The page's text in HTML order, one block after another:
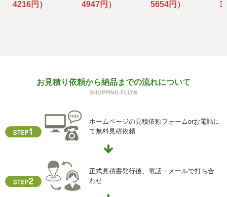
ご本人からの求めにより、当社が保有する保有個人データ
に関する開示、利用目的の通知、内容の訂正・追加または
供記録の開示(以下、開示等という)に応じます。
開示等に応ずる窓口は、下記「当社の個人情報の取扱いに
関する苦情、相談等の問合せ先」を参照してください。
クッキーやウェブビーコン等を用いるなどして、本人が容
易に認識できない方法による個人情報の取得を行っており
ません。
4216円） 4947円） 5654円）
お見積り依頼から納品までの流れについて
SHOPPING FLOW
ホームページの見積依頼フォームorお電話に
て無料見積依頼
正式見積書発行後、電話・メールで打ち合
わせ